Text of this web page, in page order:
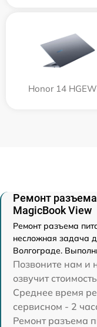
Honor 14
Ремонт
MagicBook View
Ремонт разъема
несложная задача
Волгограде.
Позвоните нам и
озвучит
Среднее время
сервисном - 2
Ремонт разъема